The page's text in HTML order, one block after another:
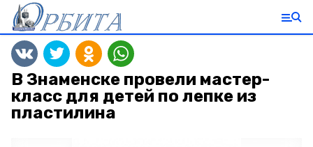
В Знаменске провели мастер-
класс для детей по лепке из
пластилина